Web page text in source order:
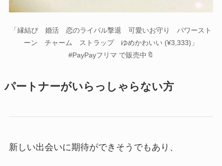
「縁結び 婚活 恋のライバル撃退 可愛いお守り パワースト
ーン チャーム ストラップ ゆめかわいい (¥3,333)」
#PayPayフリマ で販売中🔖
パートナーがいらっしゃらない方
新しい出会いに期待ができそうでもあり、